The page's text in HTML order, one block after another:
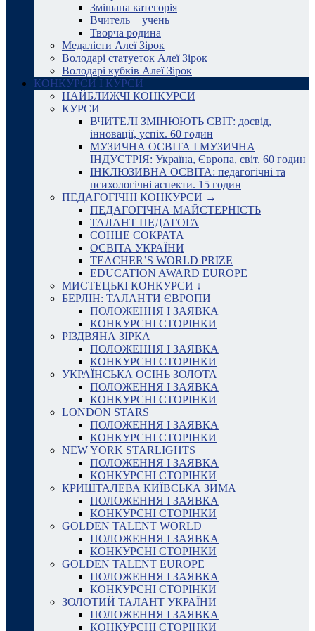
Змішана категорія
Вчитель + учень
Творча родина
Медалісти Алеї Зірок
Володарі статуеток Алеї Зірок
Володарі кубків Алеї Зірок
КОНКУРСИ І КУРСИ
НАЙБЛИЖЧІ КОНКУРСИ
КУРСИ
ВЧИТЕЛІ ЗМІНЮЮТЬ СВІТ: досвід,
інновації, успіх. 60 годин
МУЗИЧНА ОСВІТА І МУЗИЧНА
ІНДУСТРІЯ: Україна, Європа, світ. 60 годин
ІНКЛЮЗИВНА ОСВІТА: педагогічні та
психологічні аспекти. 15 годин
ПЕДАГОГІЧНІ КОНКУРСИ →
ПЕДАГОГІЧНА МАЙСТЕРНІСТЬ
ТАЛАНТ ПЕДАГОГА
СОНЦЕ СОКРАТА
ОСВІТА УКРАЇНИ
TEACHER’S WORLD PRIZE
EDUCATION AWARD EUROPE
МИСТЕЦЬКІ КОНКУРСИ ↓
БЕРЛІН: ТАЛАНТИ ЄВРОПИ
ПОЛОЖЕННЯ І ЗАЯВКА
КОНКУРСНІ СТОРІНКИ
РІЗДВЯНА ЗІРКА
ПОЛОЖЕННЯ І ЗАЯВКА
КОНКУРСНІ СТОРІНКИ
УКРАЇНСЬКА ОСІНЬ ЗОЛОТА
ПОЛОЖЕННЯ І ЗАЯВКА
КОНКУРСНІ СТОРІНКИ
LONDON STARS
ПОЛОЖЕННЯ І ЗАЯВКА
КОНКУРСНІ СТОРІНКИ
NEW YORK STARLIGHTS
ПОЛОЖЕННЯ І ЗАЯВКА
КОНКУРСНІ СТОРІНКИ
КРИШТАЛЕВА КИЇВСЬКА ЗИМА
ПОЛОЖЕННЯ І ЗАЯВКА
КОНКУРСНІ СТОРІНКИ
GOLDEN TALENT WORLD
ПОЛОЖЕННЯ І ЗАЯВКА
КОНКУРСНІ СТОРІНКИ
GOLDEN TALENT EUROPE
ПОЛОЖЕННЯ І ЗАЯВКА
КОНКУРСНІ СТОРІНКИ
ЗОЛОТИЙ ТАЛАНТ УКРАЇНИ
ПОЛОЖЕННЯ І ЗАЯВКА
КОНКУРСНІ СТОРІНКИ